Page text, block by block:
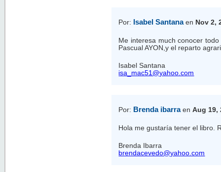
Por: Isabel Santanaen Nov 2,
Me interesa much conocer
Pascual AYON,y el reparto
Isabel Santana
isa_mac51@yahoo.com
Por: Brenda ibarraenAug 19,
Hola me gustaría tener el libro.
Brenda Ibarra
brendacevedo@yahoo.com